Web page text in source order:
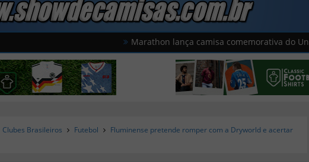
Marathon lança camisa comemorativa do Universitario
Clubes Brasileiros Futebol
Fluminense pretende romper com a Dryworld e acertar